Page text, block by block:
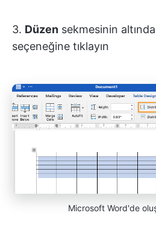
3. Düzen sekmesinin
seçeneğine tıklayın
Microsoft Word'de